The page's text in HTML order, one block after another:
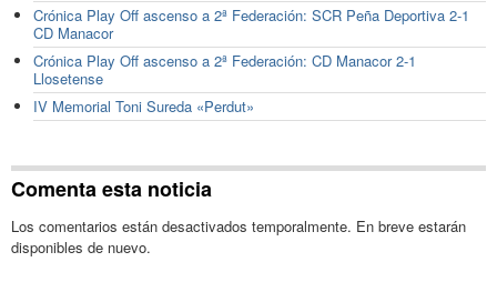
Crónica Play Off ascenso a 2ª Federación: SCR Peña Deportiva 2-1
CD Manacor
Crónica Play Off ascenso a 2ª Federación: CD Manacor 2-1
Llosetense
IV Memorial Toni Sureda «Perdut»
Comenta esta noticia
Los comentarios están desactivados temporalmente. En breve estarán
disponibles de nuevo.